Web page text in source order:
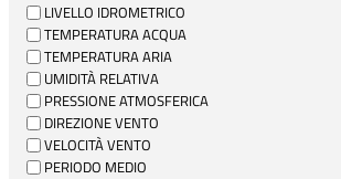
LIVELLO IDROMETRICO
TEMPERATURA ACQUA
TEMPERATURA ARIA
UMIDITÀ RELATIVA
PRESSIONE ATMOSFERICA
DIREZIONE VENTO
VELOCITÀ VENTO
PERIODO MEDIO